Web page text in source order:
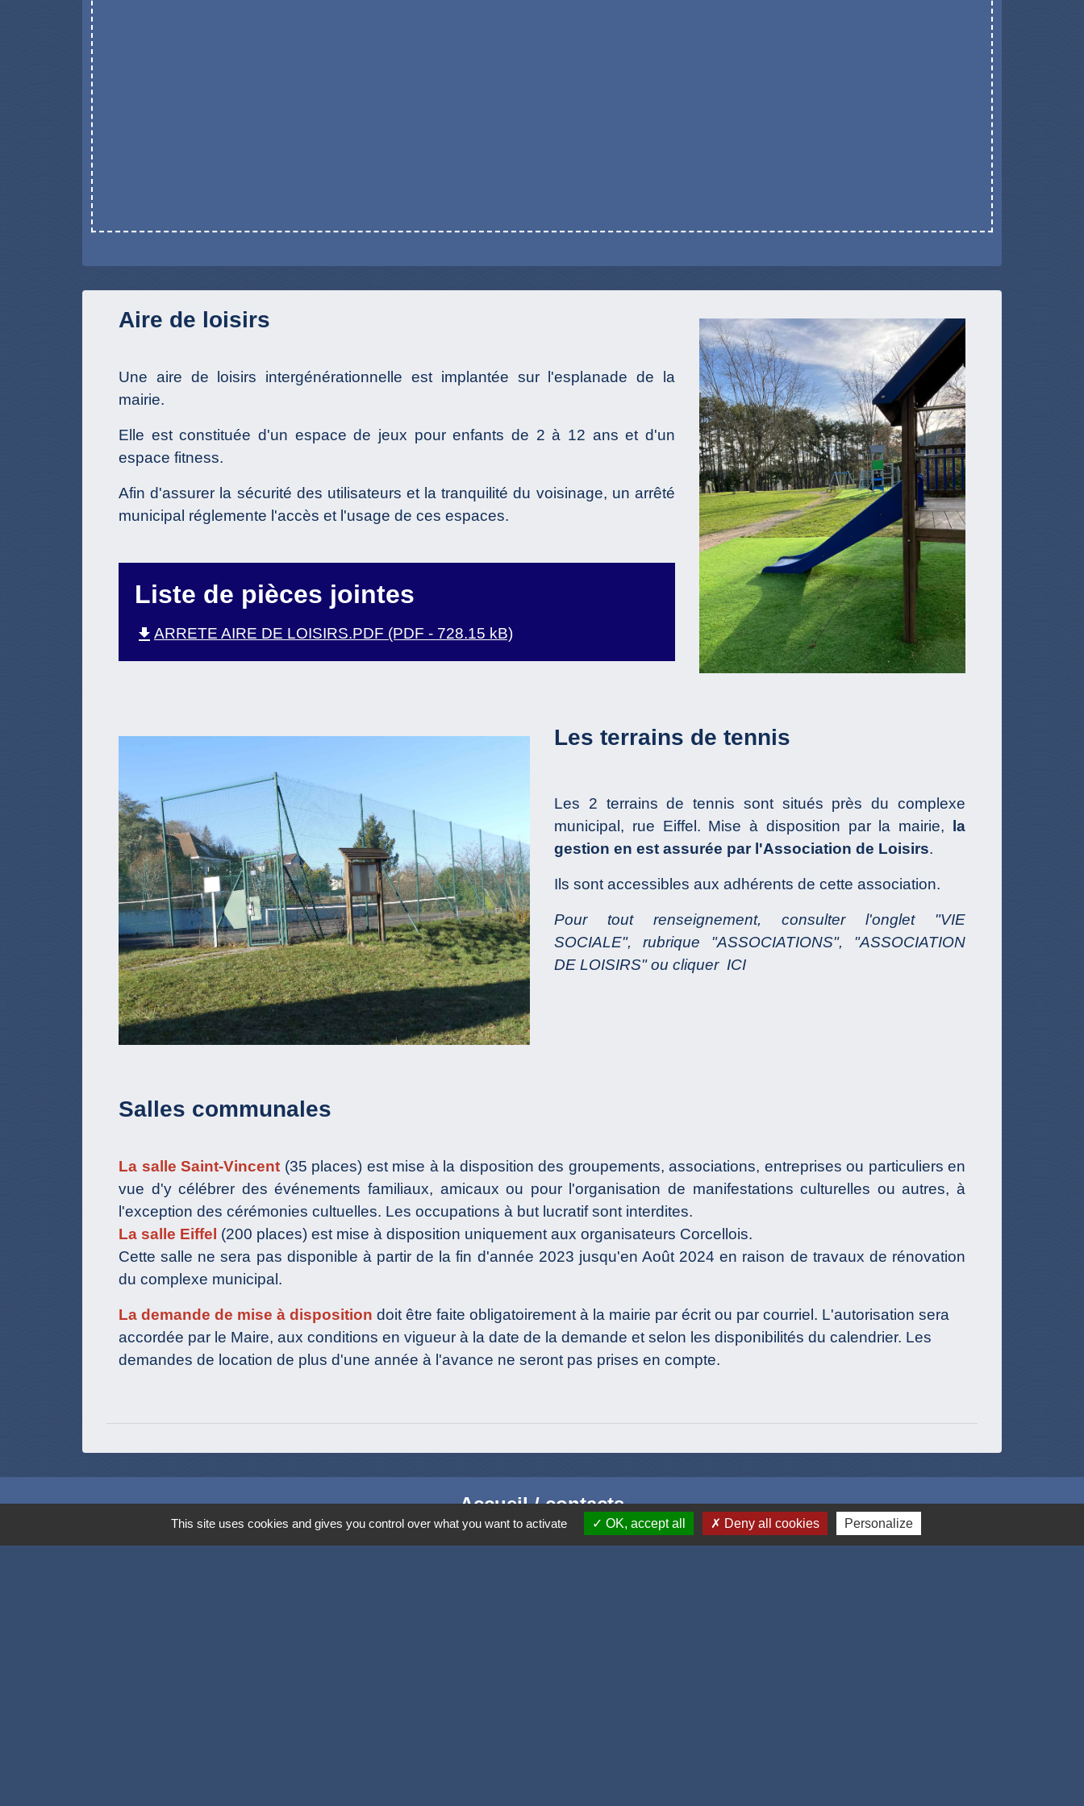
Aire de loisirs
Une aire de loisirs intergénérationnelle est implantée sur l'esplanade de la
mairie.
Elle est constituée d'un espace de jeux pour enfants de 2 à 12 ans et d'un
espace fitness.
Afin d'assurer la sécurité des utilisateurs et la tranquilité du voisinage, un arrêté
municipal réglemente l'accès et l'usage de ces espaces.
Liste de pièces jointes
file_download ARRETE AIRE DE LOISIRS.PDF (PDF - 728.15 kB)
Les terrains de tennis
Les 2 terrains de tennis sont situés près du complexe
municipal, rue Eiffel. Mise à disposition par la mairie,
la
gestion en est assurée par l'Association de Loisirs.
Ils sont accessibles aux adhérents de cette association.
Pour tout renseignement, consulter l'onglet "VIE
SOCIALE", rubrique "ASSOCIATIONS", "ASSOCIATION
DE LOISIRS" ou cliquer ICI
Salles communales
La salle Saint-Vincent (35 places) est mise à la disposition des groupements, associations, entreprises ou particuliers en
vue d'y célébrer des événements familiaux, amicaux ou pour l'organisation de manifestations culturelles ou autres, à
l'exception des cérémonies cultuelles. Les occupations à but lucratif sont interdites.
La salle Eiffel (200 places) est mise à disposition uniquement aux organisateurs Corcellois.
Cette salle ne sera pas disponible à partir de la fin d'année 2023 jusqu'en Août 2024 en raison de travaux de rénovation
du complexe municipal.
La demande de mise à disposition doit être faite obligatoirement à la mairie par écrit ou par courriel. L'autorisation sera
accordée par le Maire, aux conditions en vigueur à la date de la demande et selon les disponibilités du calendrier. Les
demandes de location de plus d'une année à l'avance ne seront pas prises en compte.
Accueil / contacts
Commune de Corcelles-les-Monts
This site uses cookies and gives you control over what you want to activate OK, accept all Deny all cookies Personalize